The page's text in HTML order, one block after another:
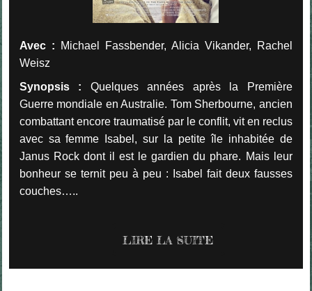
Avec :
Michael Fassbender, Alicia Vikander, Rachel
Weisz
Synopsis : Quelques années après la Première
Guerre mondiale en Australie. Tom Sherbourne, ancien
combattant encore traumatisé par le conflit, vit en reclus
avec sa femme Isabel, sur la petite île inhabitée de
Janus Rock dont il est le gardien du phare. Mais leur
bonheur se ternit peu à peu : Isabel fait deux fausses
couches…..
LIRE LA SUITE